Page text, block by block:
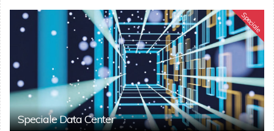
Speciale
Speciale Data Center